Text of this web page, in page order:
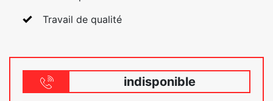
Travail de qualité
indisponible